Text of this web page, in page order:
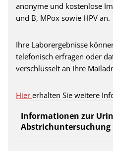
anonyme und kostenlose
und B, MPox sowie HPV an.
Ihre Laborergebnisse
telefonisch erfragen oder
verschlüsselt an Ihre
Hier erhalten Sie weitere
Informationen zur
Abstrichuntersuchung